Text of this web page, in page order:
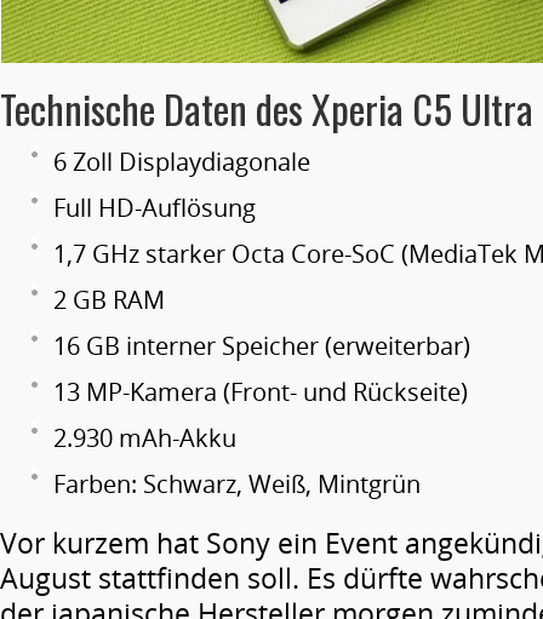
Technische Daten des Xperia C5
6 Zoll Displaydiagonale
Full HD-Auflösung
1,7 GHz starker Octa Core-SoC (MediaTek
2 GB RAM
16 GB interner Speicher (erweiterbar)
13 MP-Kamera (Front- und Rückseite)
2.930 mAh-Akku
Farben: Schwarz, Weiß, Mintgrün
Vor kurzem hat Sony ein Event
August stattfinden soll. Es dürfte